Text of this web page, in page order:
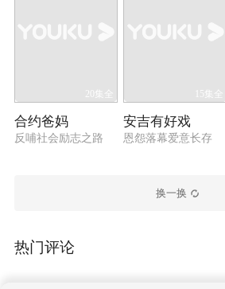
20集全
合约爸妈
反哺社会励志之路
15集全
安吉有好戏
恩怨落幕爱意长存
换一换
热门评论